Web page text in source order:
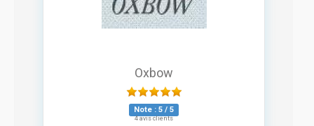
Oxbow
Note : 5 / 5
4 avis clients